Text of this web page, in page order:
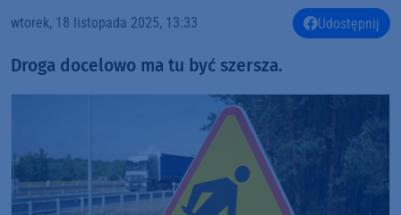
wtorek, 18 listopada 2025, 13:33 Udostępnij
Droga docelowo ma tu być szersza.